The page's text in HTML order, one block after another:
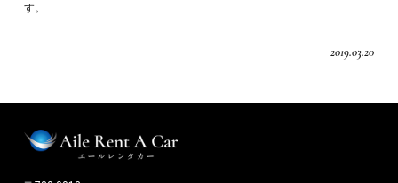
す。
2019.03.20